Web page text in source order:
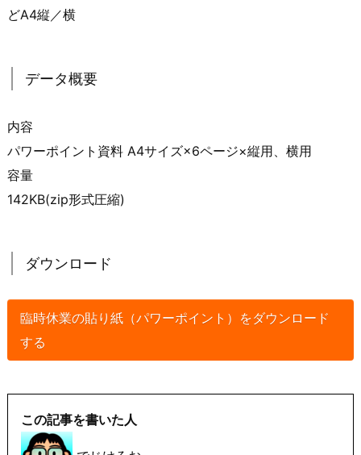
どA4縦／横
データ概要
内容
パワーポイント資料 A4サイズ×6ページ×縦用、横用
容量
142KB(zip形式圧縮)
ダウンロード
臨時休業の貼り紙（パワーポイント）をダウンロード
する
この記事を書いた人